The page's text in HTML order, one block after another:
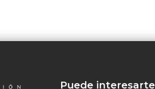
Puede interesarte